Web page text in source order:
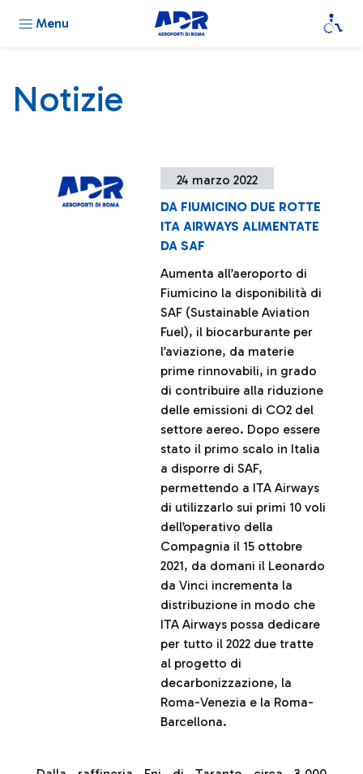
Menu
Notizie
24 marzo 2022
DA FIUMICINO DUE ROTTE
ITA AIRWAYS ALIMENTATE
DA SAF
Aumenta all’aeroporto di
Fiumicino la disponibilità di
SAF (Sustainable Aviation
Fuel), il biocarburante per
l’aviazione, da materie
prime rinnovabili, in grado
di contribuire alla riduzione
delle emissioni di CO2 del
settore aereo. Dopo essere
stato il primo scalo in Italia
a disporre di SAF,
permettendo a ITA Airways
di utilizzarlo sui primi 10 voli
dell’operativo della
Compagnia il 15 ottobre
2021, da domani il Leonardo
da Vinci incrementa la
distribuzione in modo che
ITA Airways possa dedicare
per tutto il 2022 due tratte
al progetto di
decarbonizzazione, la
Roma-Venezia e la Roma-
Barcellona.